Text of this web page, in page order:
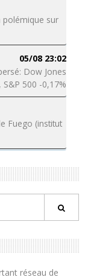
polémique sur
05/08 23:02
Dow Jones
500 -0,17%
Fuego (institut
réseau de